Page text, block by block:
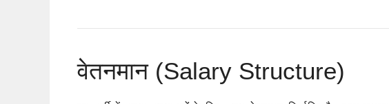
वेतनमान (Salary Structure)